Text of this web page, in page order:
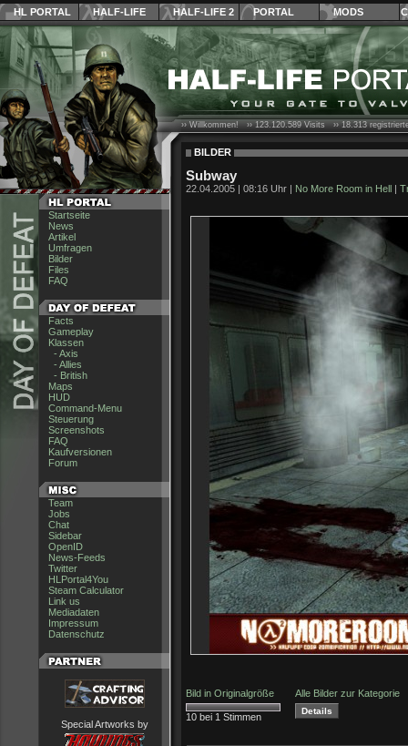
HL PORTAL HALF-LIFE HALF-LIFE 2 PORTAL MODS
Startseite
News
Artikel
Umfragen
Bilder
Files
FAQ
Facts
Gameplay
Klassen
- Axis
- Allies
- British
Maps
HUD
Command-Menu
Steuerung
Screenshots
FAQ
Kaufversionen
Forum
Team
Jobs
Chat
Sidebar
OpenID
News-Feeds
Twitter
HLPortal4You
Steam Calculator
Link us
Mediadaten
Impressum
Datenschutz
Special Artworks by
›› Willkommen! ››123.120.589Visits ››18.313
BILDER
Subway
22.04.2005 | 08:16 Uhr | No More Room in Hell |
Bild in Originalgröße Alle Bilder zur Kategorie
10 bei 1 Stimmen